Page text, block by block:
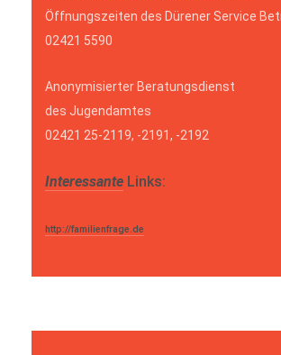
Öffnungszeiten des Dürener Service
02421 5590
Anonymisierter Beratungsdienst
des Jugendamtes
02421 25-2119, -2191, -2192
Interessante Links:
http://familienfrage.de